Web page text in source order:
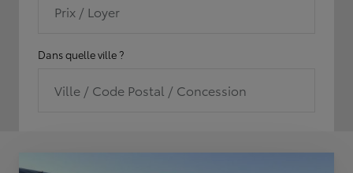
Prix / Loyer
Dans quelle ville ?
Ville / Code Postal / Concession